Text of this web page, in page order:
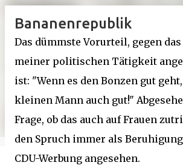
Bananenrepublik
Das dümmste Vorurteil, gegen
meiner politischen Tätigkeit
ist: "Wenn es den Bonzen gut
kleinen Mann auch gut!"
Frage, ob das auch auf Frauen
den Spruch immer als
CDU-Werbung angesehen.